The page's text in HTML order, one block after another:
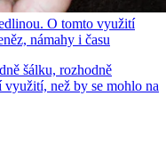
O tomto využití
námahy i času
šálku, rozhodně
než by se mohlo na